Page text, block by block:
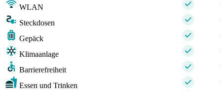
WLAN
Steckdosen
Gepäck
Klimaanlage
Barrierefreiheit
Essen und Trinken